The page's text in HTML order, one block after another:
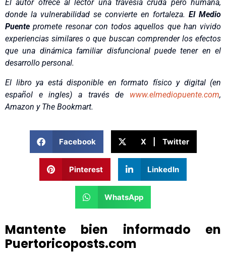
El autor ofrece al lector una travesía cruda pero humana,
donde la vulnerabilidad se convierte en fortaleza. El Medio
Puentepromete resonar con todos aquellos que han vivido
experiencias similares o que buscan comprender los efectos
que una dinámica familiar disfuncional puede tener en el
desarrollo personal.
El libro ya está disponible en formato físico y digital (en
español e ingles) a través de www.elmediopuente.com,
Amazon y The Bookmart.
Facebook X | Twitter
Pinterest LinkedIn
WhatsApp
Mantente bien informado en
Puertoricoposts.com